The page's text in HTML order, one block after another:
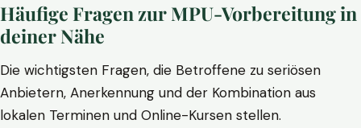
Häufige Fragen zur MPU-Vorbereitung in
deiner Nähe
Die wichtigsten Fragen, die Betroffene zu seriösen
Anbietern, Anerkennung und der Kombination aus
lokalen Terminen und Online-Kursen stellen.